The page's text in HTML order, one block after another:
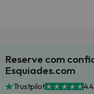
Reserve com
Esquiades.com
Trustpilot